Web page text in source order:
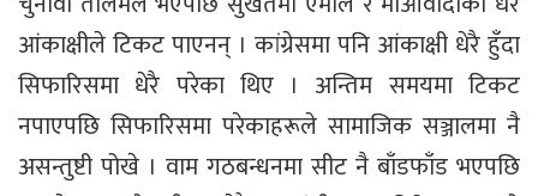
आंकाक्षीले टिकट पाएनन् । कांग्रेसमा पनि आंकाक्षी धेरै हुँदा
सिफारिसमा धेरै परेका थिए । अन्तिम समयमा टिकट
नपाएपछि सिफारिसमा परेकाहरूले सामाजिक सञ्जालमा नै
असन्तुष्टी पोखे । वाम गठबन्धनमा सीट नै बाँडफाँड भएपछि